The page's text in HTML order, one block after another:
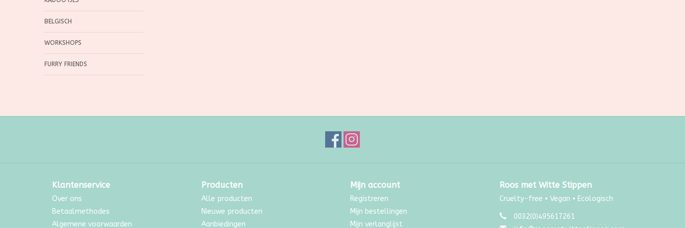
BELGISCH
WORKSHOPS
FURRY FRIENDS
Klantenservice
Over ons
Betaalmethodes
Algemene voorwaarden
Producten
Alle producten
Nieuwe producten
Aanbiedingen
Mijn account
Registreren
Mijn bestellingen
Mijn verlanglijst
Roos met Witte Stippen
Cruelty-free • Vegan • Ecologisch
0032(0)495617261